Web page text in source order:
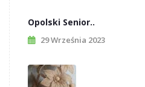
Opolski Senior..
29 Września 2023